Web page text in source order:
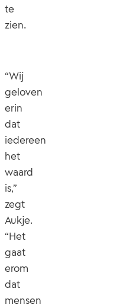
te
zien.
“Wij
geloven
erin
dat
iedereen
het
waard
is,”
zegt
Aukje.
“Het
gaat
erom
dat
mensen